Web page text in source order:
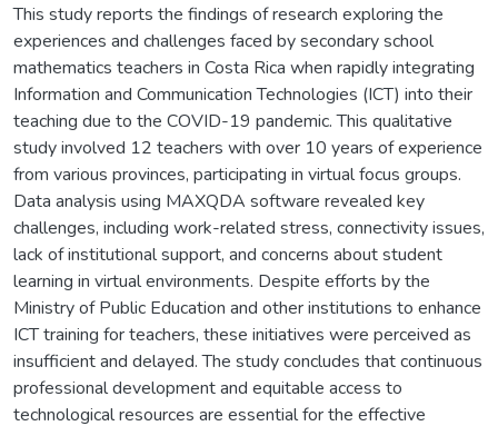
This study reports the findings of research exploring the
experiences and challenges faced by secondary school
mathematics teachers in Costa Rica when rapidly integrating
Information and Communication Technologies (ICT) into their
teaching due to the COVID-19 pandemic. This qualitative
study involved 12 teachers with over 10 years of experience
from various provinces, participating in virtual focus groups.
Data analysis using MAXQDA software revealed key
challenges, including work-related stress, connectivity issues,
lack of institutional support, and concerns about student
learning in virtual environments. Despite efforts by the
Ministry of Public Education and other institutions to enhance
ICT training for teachers, these initiatives were perceived as
insufficient and delayed. The study concludes that continuous
professional development and equitable access to
technological resources are essential for the effective